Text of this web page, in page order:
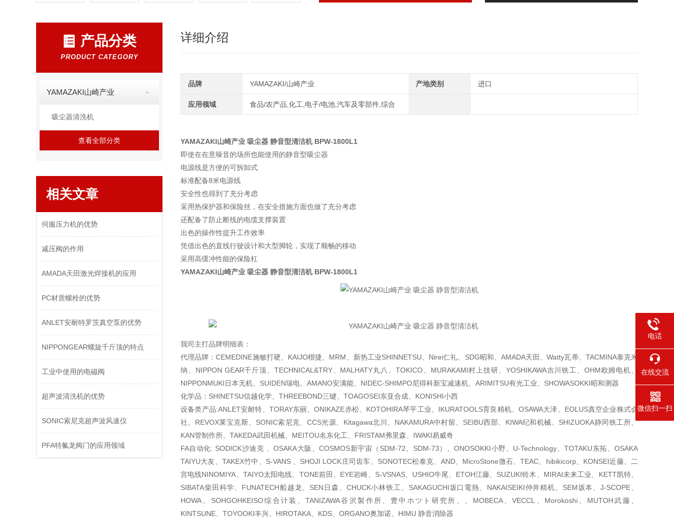
产品分类
PRODUCT CATEGORY
YAMAZAKI山崎产业
吸尘器清洗机
查看全部分类
相关文章
伺服压力机的优势
减压阀的作用
AMADA天田激光焊接机的应用
PC材质螺栓的优势
ANLET安耐特罗茨真空泵的优势
NIPPONGEAR螺旋千斤顶的特点
工业中使用的电磁阀
超声波清洗机的优势
SONIC索尼克超声波风速仪
PFA特氟龙阀门的应用领域
详细介绍
品牌 YAMAZAKI/山崎产业 产地类别 进口
应用领域 食品/农产品,化工,电子/电池,汽车及零部件,综合
YAMAZAKI山崎产业 吸尘器 静音型清洁机BPW-1800L1
即使在在意噪音的场所也能使用的静音型吸尘器
电源线是方便的可拆卸式
标准配备8米电源线
安全性也得到了充分考虑
采用热保护器和保险丝，在安全措施方面也做了充分考虑
还配备了防止断线的电缆支撑装置
出色的操作性提升工作效率
凭借出色的直线行驶设计和大型脚轮，实现了顺畅的移动
采用高缓冲性能的保险杠
YAMAZAKI山崎产业 吸尘器 静音型清洁机BPW-1800L1
我司主打品牌明细表：
代理品牌：CEMEDINE施敏打硬、KAIJO楷捷、MRM、新热工业SHINNETSU、Nirei仁礼、SDG昭和、AMADA天田、Watty瓦蒂、TACMINA泰克米
纳、NIPPON GEAR千斤顶、TECHNICAL&TRY、MALHATY丸八、TOKICO、MURAKAMI村上技研、YOSHIKAWA吉川铁工、OHM欧姆电机、
NIPPONMUKI日本无机、SUIDEN瑞电、AMANO安满能、NIDEC-SHIMPO尼得科新宝减速机、ARIMITSU有光工业、SHOWASOKKI昭和测器
化学品：SHINETSU信越化学、THREEBOND三键、TOAGOSEI东亚合成、KONISHI小西
设备类产品:ANLET安耐特、TORAY东丽、ONIKAZE赤松、KOTOHIRA琴平工业、IKURATOOLS育良精机、OSAWA大泽、EOLUS真空企业株式会
社、REVOX莱宝克斯、SONIC索尼克、CCS光源、Kitagawa北川、NAKAMURA中村留、SEIBU西部、KIWA纪和机械、SHIZUOKA静冈铁工所、
KAN管制作所、TAKEDA武田机械、MEITOU名东化工、FRISTAM弗里森、IWAKI易威奇
FA自动化: SODICK沙迪克 、OSAKA大阪、COSMOS新宇宙（SDM-72、SDM-73）、ONOSOKKI小野、U-Technology、TOTAKU东拓、OSAKA
TAIYU大友、TAKEX竹中、S-VANS 、SHOJI LOCK庄司齿车、SONOTEC松泰克、AND、MicroStone微石、TEAC、hibikicorp、KONSEI近藤、二
宫电线NINOMIYA、TAIYO太阳电线、TONE前田、EYE岩崎、S-VSNAS、USHIO牛尾、ETOH江藤、SUZUKI铃木、MIRAI未来工业、KETT凯特、
SIBATA柴田科学、FUNATECH船越龙、SEN日森、CHUCK小林铁工、SAKAGUCHI坂口電熱、NAKAISEIKI仲井精机、SEM坂本、J-SCOPE、
HOWA、SOHGOHKEISO综合计装、TANIZAWA谷沢製作所、豊中ホツト研究所、、MOBECA、VECCL、Morokoshi、MUTOH武藤、
KINTSUNE、TOYOOKI丰兴、HIROTAKA、KDS、ORGANO奥加诺、HIMU 静音消除器
电话
在线交流
微信扫一扫